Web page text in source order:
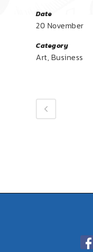
Date
20 November
Category
Art, Business